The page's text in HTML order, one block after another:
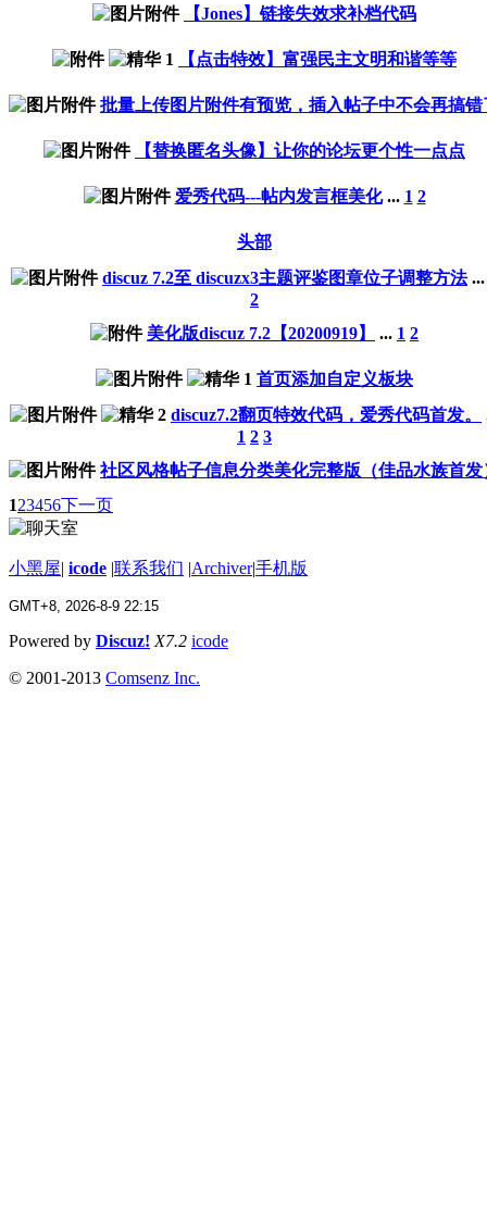
【Jones】链接失效求补档代码
【点击特效】富强民主文明和谐等等
批量上传图片附件有预览，插入帖子中不会再搞错
【替换匿名头像】让你的论坛更个性一点点
爱秀代码---帖内发言框美化 ... 1 2
头部
discuz 7.2至 discuzx3主题评鉴图章位子调整方法
2
美化版discuz 7.2【20200919】
... 1 2
首页添加自定义板块
discuz7.2翻页特效代码，爱秀代码首发。
1 2 3
社区风格帖子信息分类美化完整版（佳品水族首发
123456下一页
小黑屋| icode |联系我们 |Archiver|手机版
GMT+8, 2026-8-9 22:15
Powered by Discuz! X7.2 icode
© 2001-2013 Comsenz Inc.